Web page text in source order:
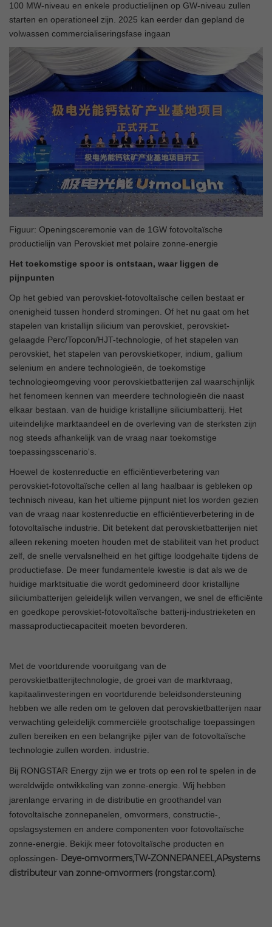
100 MW-niveau en enkele productielijnen op GW-niveau zullen
starten en operationeel zijn. 2025 kan eerder dan gepland de
volwassen commercialiseringsfase ingaan
Figuur: Openingsceremonie van de 1GW fotovoltaïsche
productielijn van Perovskiet met polaire zonne-energie
Het toekomstige spoor is ontstaan, waar liggen de
pijnpunten
Op het gebied van perovskiet-fotovoltaïsche cellen bestaat er
onenigheid tussen honderd stromingen. Of het nu gaat om het
stapelen van kristallijn silicium van perovskiet, perovskiet-
gelaagde Perc/Topcon/HJT-technologie, of het stapelen van
perovskiet, het stapelen van perovskietkoper, indium, gallium
selenium en andere technologieën, de toekomstige
technologieomgeving voor perovskietbatterijen zal waarschijnlijk
het fenomeen kennen van meerdere technologieën die naast
elkaar bestaan. van de huidige kristallijne siliciumbatterij. Het
uiteindelijke marktaandeel en de overleving van de sterksten zijn
nog steeds afhankelijk van de vraag naar toekomstige
toepassingsscenario's.
Hoewel de kostenreductie en efficiëntieverbetering van
perovskiet-fotovoltaïsche cellen al lang haalbaar is gebleken op
technisch niveau, kan het ultieme pijnpunt niet los worden gezien
van de vraag naar kostenreductie en efficiëntieverbetering in de
fotovoltaïsche industrie. Dit betekent dat perovskietbatterijen niet
alleen rekening moeten houden met de stabiliteit van het product
zelf, de snelle vervalsnelheid en het giftige loodgehalte tijdens de
productiefase. De meer fundamentele kwestie is dat als we de
huidige marktsituatie die wordt gedomineerd door kristallijne
siliciumbatterijen geleidelijk willen vervangen, we snel de efficiënte
en goedkope perovskiet-fotovoltaïsche batterij-industrieketen en
massaproductiecapaciteit moeten bevorderen.
Met de voortdurende vooruitgang van de
perovskietbatterijtechnologie, de groei van de marktvraag,
kapitaalinvesteringen en voortdurende beleidsondersteuning
hebben we alle reden om te geloven dat perovskietbatterijen naar
verwachting geleidelijk commerciële grootschalige toepassingen
zullen bereiken en een belangrijke pijler van de fotovoltaïsche
technologie zullen worden. industrie.
Bij RONGSTAR Energy zijn we er trots op een rol te spelen in de
wereldwijde ontwikkeling van zonne-energie. Wij hebben
jarenlange ervaring in de distributie en groothandel van
fotovoltaïsche zonnepanelen, omvormers, constructie-,
opslagsystemen en andere componenten voor fotovoltaïsche
zonne-energie. Bekijk meer fotovoltaïsche producten en
oplossingen- Deye-omvormers,TW-ZONNEPANEEL,APsystems
distributeur van zonne-omvormers(rongstar.com).